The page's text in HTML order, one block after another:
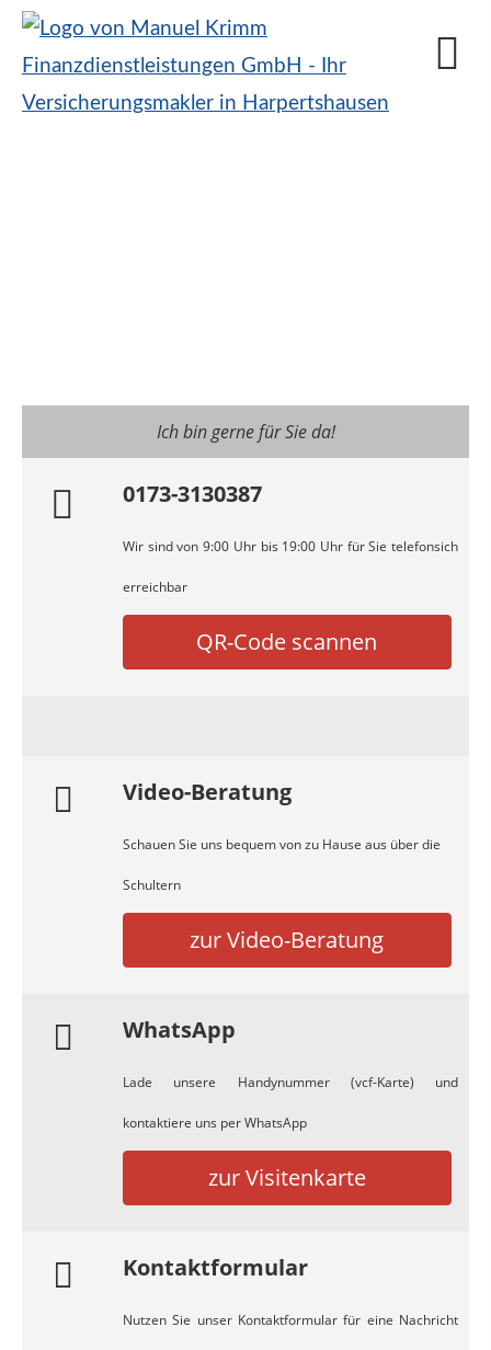
Ich bin gerne für Sie da!
0173-3130387
Wir sind von 9:00 Uhr bis 19:00 Uhr für Sie telefonsich
erreichbar
QR-Code scannen
Video-Beratung
Schauen Sie uns bequem von zu Hause aus über die
Schultern
zur Video-Beratung
WhatsApp
Lade unsere Handynummer (vcf-Karte) und
kontaktiere uns per WhatsApp
zur Visitenkarte
Kontaktformular
Nutzen Sie unser Kontaktformular für eine Nachricht